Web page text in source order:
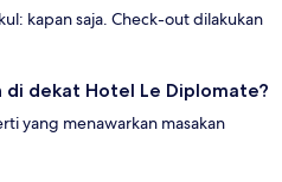
kapan saja. Check-out dilakukan
di dekat Hotel Le Diplomate?
yang menawarkan masakan